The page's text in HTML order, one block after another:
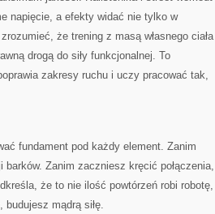
napięcie, a efekty widać nie tylko w
że trening z masą własnego ciała
drogą do siły funkcjonalnej. To
zakresy ruchu i uczy pracować tak,
fundament pod każdy element. Zanim
Zanim zaczniesz kręcić połączenia,
że to nie ilość powtórzeń robi robotę,
mądrą siłę.